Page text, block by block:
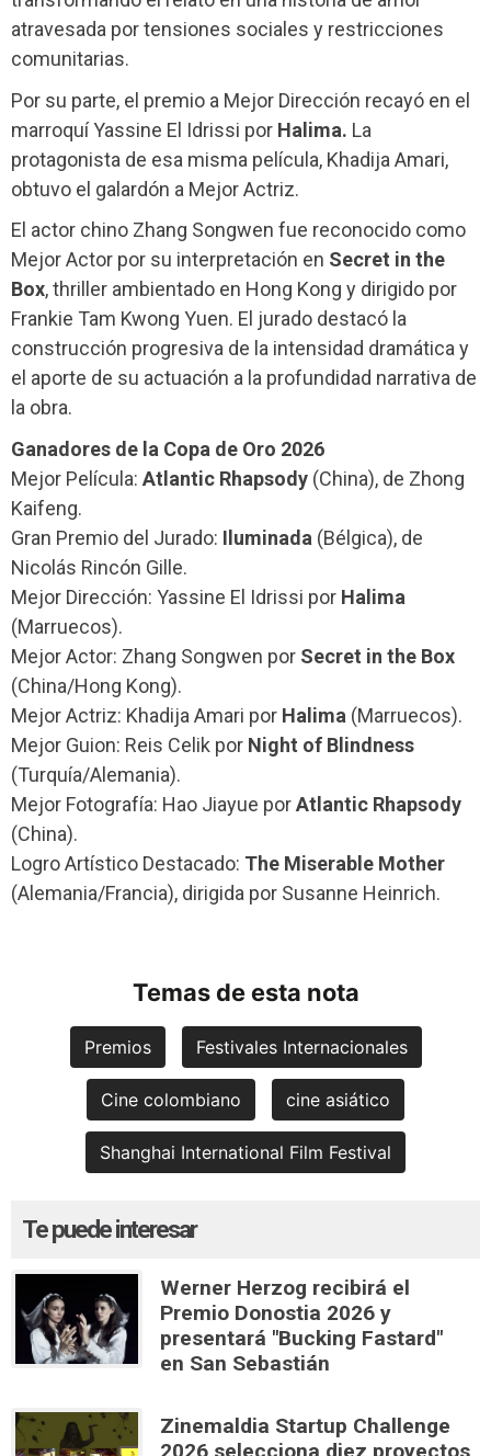
atravesada por tensiones sociales y restricciones
comunitarias.
Por su parte, el premio a Mejor Dirección recayó en el
marroquí Yassine El Idrissi por Halima. La
protagonista de esa misma película, Khadija Amari,
obtuvo el galardón a Mejor Actriz.
El actor chino Zhang Songwen fue reconocido como
Mejor Actor por su interpretación en Secret in the
Box, thriller ambientado en Hong Kong y dirigido por
Frankie Tam Kwong Yuen. El jurado destacó la
construcción progresiva de la intensidad dramática y
el aporte de su actuación a la profundidad narrativa de
la obra.
Ganadores de la Copa de Oro 2026
Mejor Película: Atlantic Rhapsody (China), de Zhong
Kaifeng.
Gran Premio del Jurado: Iluminada (Bélgica), de
Nicolás Rincón Gille.
Mejor Dirección: Yassine El Idrissi por Halima
(Marruecos).
Mejor Actor: Zhang Songwen por Secret in the Box
(China/Hong Kong).
Mejor Actriz: Khadija Amari por Halima (Marruecos).
Mejor Guion: Reis Celik por Night of Blindness
(Turquía/Alemania).
Mejor Fotografía: Hao Jiayue porAtlantic Rhapsody
(China).
Logro Artístico Destacado: The Miserable Mother
(Alemania/Francia), dirigida por Susanne Heinrich.
Temas de esta nota
Premios Festivales Internacionales
Cine colombiano cine asiático
Shanghai International Film Festival
Te puede interesar
Werner Herzog recibirá el
Premio Donostia 2026 y
presentará "Bucking Fastard"
en San Sebastián
Zinemaldia Startup Challenge